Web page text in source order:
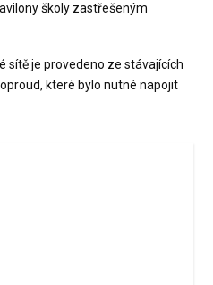
školy zastřešeným
sítě je provedeno ze stávajících
které bylo nutné napojit